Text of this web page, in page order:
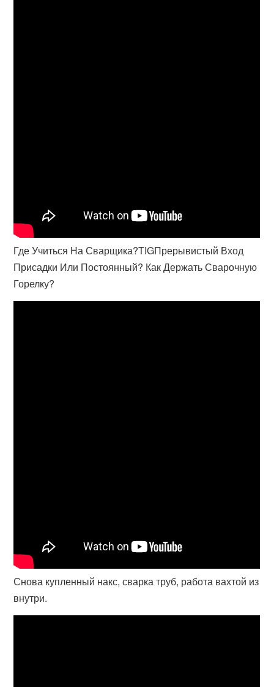
Где Учиться На Сварщика?TIGПрерывистый Вход
Присадки Или Постоянный? Как Держать Сварочную
Горелку?
Снова купленный накс, сварка труб, работа вахтой из
внутри.